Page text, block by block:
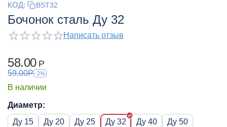
КОД: BST32
Бочонок сталь Ду 32
Написать отзыв
58.00 Р
59.00Р -2%
В наличии
Диаметр:
Ду 15
Ду 20 Ду 25 Ду 32 Ду 40 Ду 50